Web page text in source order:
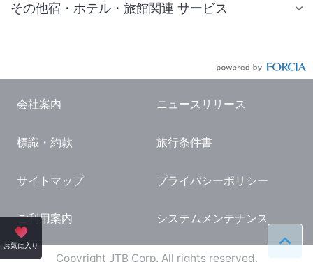
お気に入り ペー
その他宿・ホテル・旅館関連 サービス
国内観光ガイド
旅行・観光情報
会社案内 ニュースリリース
標識・約款 旅行条件書
サイトマップ プライバシーポリシー
ご利用案内 システムメンテナンス
Copyright JTB Corp. All rights reserved.